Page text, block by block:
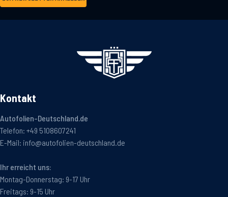
Kontakt
Autofolien-Deutschland.de
Telefon: +49 5108607241
E-Mail: info@autofolien-deutschland.de
Ihr erreicht uns:
Montag-Donnerstag: 9-17 Uhr
Freitags: 9-15 Uhr